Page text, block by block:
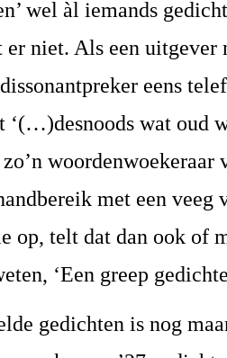
wel àl iemands
er niet. Als een
eens
‘(…)desnoods wat oud
zo’n
met een veeg
op, telt dat dan ook of
‘Een greep
gedichten is nog